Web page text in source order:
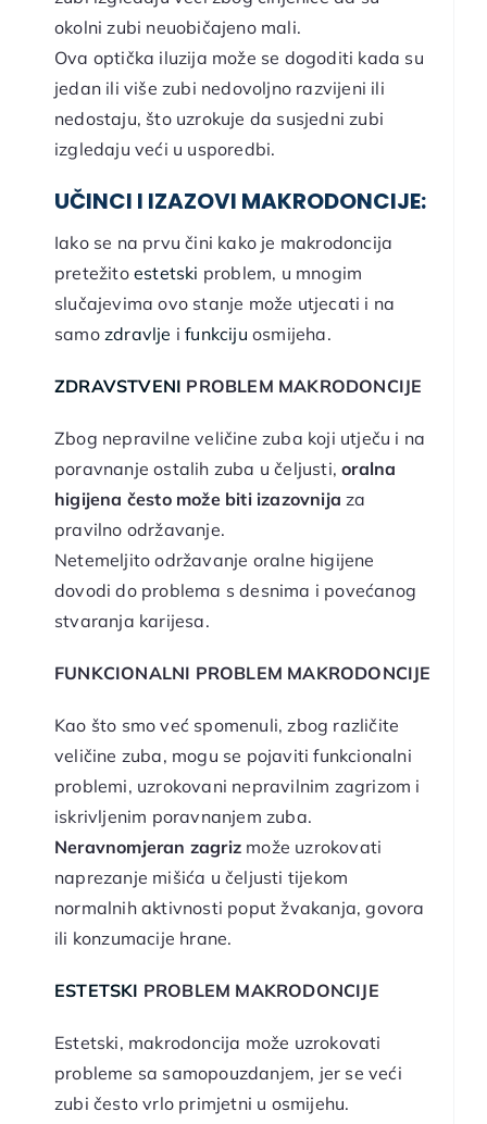
okolni zubi neuobičajeno mali.
Ova optička iluzija može se dogoditi kada su
jedan ili više zubi nedovoljno razvijeni ili
nedostaju, što uzrokuje da susjedni zubi
izgledaju veći u usporedbi.
UČINCI I IZAZOVI MAKRODONCIJE:
Iako se na prvu čini kako je makrodoncija
pretežito estetski problem, u mnogim
slučajevima ovo stanje može utjecati i na
samo zdravlje ifunkciju osmijeha.
ZDRAVSTVENI PROBLEM MAKRODONCIJE
Zbog nepravilne veličine zuba koji utječu i na
poravnanje ostalih zuba u čeljusti,oralna
higijena često može biti izazovnija za
pravilno održavanje.
Netemeljito održavanje oralne higijene
dovodi do problema s desnima i povećanog
stvaranja karijesa.
FUNKCIONALNI PROBLEM MAKRODONCIJE
Kao što smo već spomenuli, zbog različite
veličine zuba, mogu se pojaviti funkcionalni
problemi, uzrokovani nepravilnim zagrizom i
iskrivljenim poravnanjem zuba.
Neravnomjeran zagrizmože uzrokovati
naprezanje mišića u čeljusti tijekom
normalnih aktivnosti poput žvakanja, govora
ili konzumacije hrane.
ESTETSKI PROBLEM MAKRODONCIJE
Estetski, makrodoncija može uzrokovati
probleme sa samopouzdanjem, jer se veći
zubi često vrlo primjetni u osmijehu.